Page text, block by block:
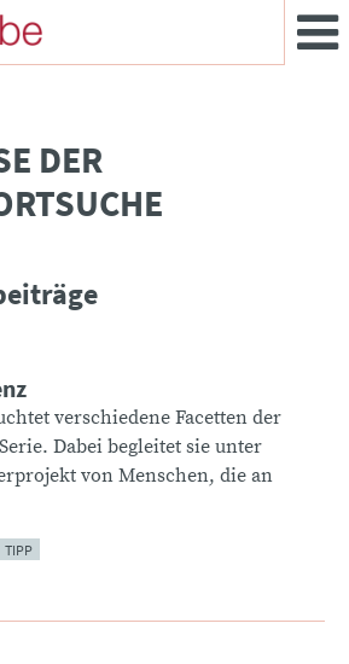
DER
verschiedene Facetten der
Dabei begleitet sie unter
von Menschen, die an
TIPP